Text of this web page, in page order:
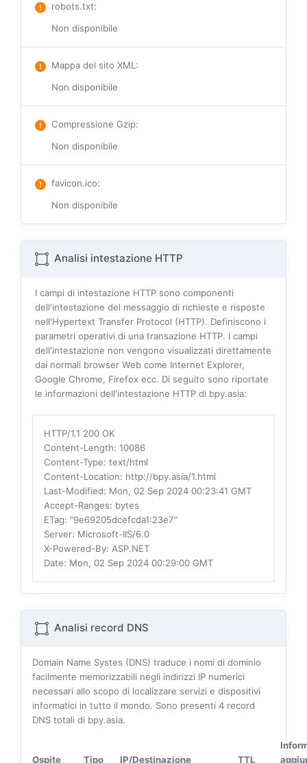
robots.txt:
Non disponibile
Mappa del sito XML:
Non disponibile
Compressione Gzip:
Non disponibile
favicon.ico:
Non disponibile
Analisi intestazione HTTP
I campi di intestazione HTTP sono componenti
dell'intestazione del messaggio di richieste e risposte
nell'Hypertext Transfer Protocol (HTTP). Definiscono i
parametri operativi di una transazione HTTP. I campi
dell'intestazione non vengono visualizzati direttamente
dai normali browser Web come Internet Explorer,
Google Chrome, Firefox ecc. Di seguito sono riportate
le informazioni dell'intestazione HTTP di bpy.asia:
HTTP/1.1 200 OK
Content-Length: 10086
Content-Type: text/html
Content-Location: http://bpy.asia/1.html
Last-Modified: Mon, 02 Sep 2024 00:23:41 GMT
Accept-Ranges: bytes
ETag: "9e69205dcefcda1:23e7"
Server: Microsoft-IIS/6.0
X-Powered-By: ASP.NET
Date: Mon, 02 Sep 2024 00:29:00 GMT
Analisi record DNS
Domain Name Systes (DNS) traduce i nomi di dominio
facilmente memorizzabili negli indirizzi IP numerici
necessari allo scopo di localizzare servizi e dispositivi
informatici in tutto il mondo. Sono presenti 4 record
DNS totali di bpy.asia.
Ospite Tipo IP/Destinazione TTL